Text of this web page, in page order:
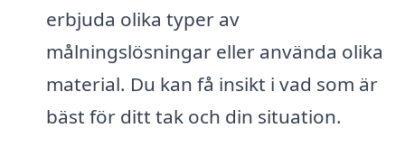
erbjuda olika typer av
målningslösningar eller använda olika
material. Du kan få insikt i vad som är
bäst för ditt tak och din situation.